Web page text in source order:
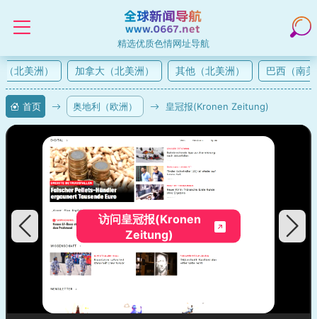
精选优质色情网址导航
北美洲） 加拿大（北美洲） 其他（北美洲） 巴西（南美
首页 奥地利（欧洲） 皇冠报(Kronen Zeitung)
访问皇冠报(Kronen
Zeitung)